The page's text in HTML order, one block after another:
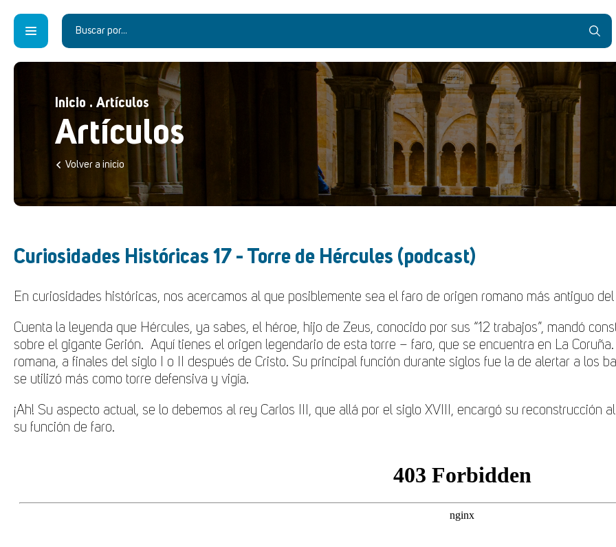
Inicio . Artículos
Artículos
Volver a inicio
Curiosidades Históricas 17 - Torre de Hércules (podcast)
En curiosidades históricas, nos acercamos al que posiblemente sea el faro de origen romano más antiguo
Cuenta la leyenda que Hércules, ya sabes, el héroe, hijo de Zeus, conocido por sus “12 trabajos”, mandó
sobre el gigante Gerión. Aquí tienes el origen legendario de esta torre – faro, que se encuentra en La
romana, a finales del siglo I o II después de Cristo. Su principal función durante siglos fue la de alertar a los
se utilizó más como torre defensiva y vigía.
¡Ah! Su aspecto actual, se lo debemos al rey Carlos III, que allá por el siglo XVIII, encargó su reconstrucción
su función de faro.